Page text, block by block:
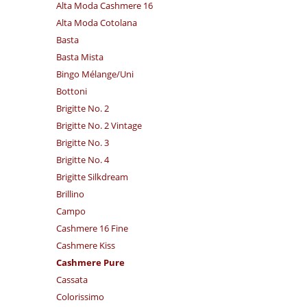
Alta Moda Cashmere 16
Alta Moda Cotolana
Basta
Basta Mista
Bingo Mélange/​Uni
Bottoni
Brigitte No. 2
Brigitte No. 2 Vintage
Brigitte No. 3
Brigitte No. 4
Brigitte Silkdream
Brillino
Campo
Cashmere 16 Fine
Cashmere Kiss
Cashmere Pure
Cassata
Colorissimo